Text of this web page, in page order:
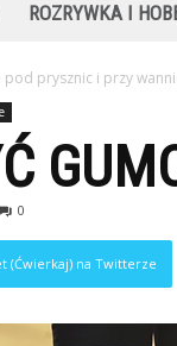
ROZRYWKA I
pod prysznic i przy
0
(Ćwierkaj) na Twitterze